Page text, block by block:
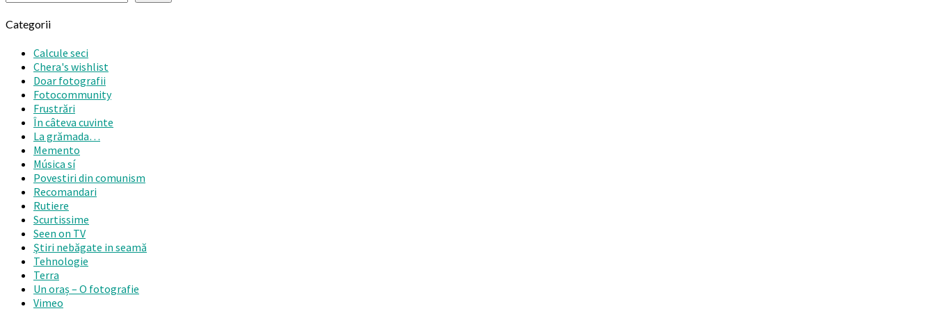
Categorii
Calcule seci
Chera's wishlist
Doar fotografii
Fotocommunity
Frustrări
În câteva cuvinte
La grămada…
Memento
Música sí
Povestiri din comunism
Recomandari
Rutiere
Scurtissime
Seen on TV
Ştiri nebăgate in seamă
Tehnologie
Terra
Un oraș – O fotografie
Vimeo